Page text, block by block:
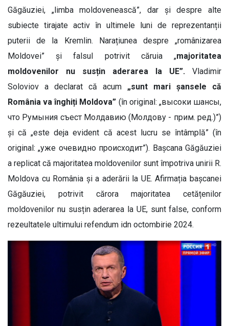
Găgăuziei, „limba moldovenească”, dar și despre alte
subiecte tirajate activ în ultimele luni de reprezentanții
puterii de la Kremlin. Narațiunea despre „românizarea
Moldovei” și falsul potrivit căruia „majoritatea
moldovenilor nu susțin aderarea la UE”. Vladimir
Soloviov a declarat că acum „sunt mari șansele că
România va înghiți Moldova” (în original: „высоки шансы,
что Румыния съест Молдавию (Молдову - прим. ред.)”)
și că „este deja evident că acest lucru se întâmplă” (în
original: „уже очевидно происходит”). Bașcana Găgăuziei
a replicat că majoritatea moldovenilor sunt împotriva unirii R.
Moldova cu România și a aderării la UE. Afirmația bașcanei
Găgăuziei, potrivit cărora majoritatea cetățenilor
moldovenilor nu susțin aderarea la UE, sunt false, conform
rezeultatele ultimului refendum idn octombirie 2024.